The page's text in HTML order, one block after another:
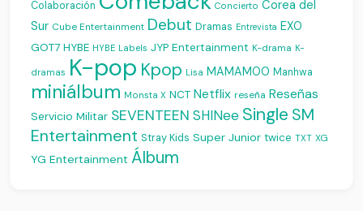
Colaboración Concierto Corea del
Sur Cube Entertainment Debut Dramas Entrevista EXO
GOT7 HYBE HYBE Labels JYP Entertainment K-drama K-
dramas K-pop Kpop Lisa MAMAMOO Manhwa
miniálbum Monsta X NCT Netflix reseña Reseñas
Servicio Militar SEVENTEEN SHINee Single SM
Entertainment Stray Kids Super Junior twice TXT XG
YG Entertainment Álbum